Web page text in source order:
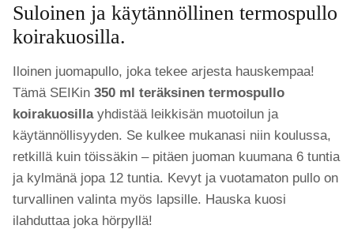
Suloinen ja käytännöllinen termospullo
koirakuosilla.
Iloinen juomapullo, joka tekee arjesta hauskempaa!
Tämä SEIKin 350 ml teräksinen termospullo
koirakuosillayhdistää leikkisän muotoilun ja
käytännöllisyyden. Se kulkee mukanasi niin koulussa,
retkillä kuin töissäkin – pitäen juoman kuumana 6 tuntia
ja kylmänä jopa 12 tuntia. Kevyt ja vuotamaton pullo on
turvallinen valinta myös lapsille. Hauska kuosi
ilahduttaa joka hörpyllä!